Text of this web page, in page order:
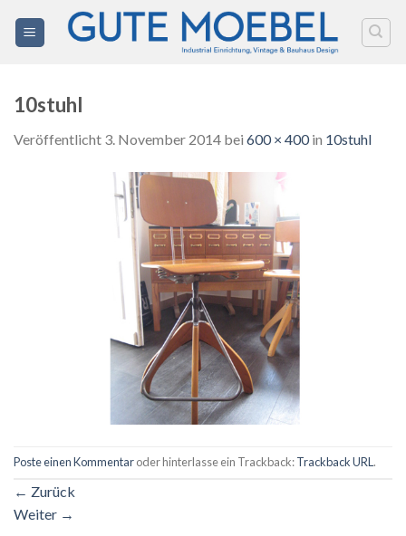
Inhalt
10stuhl
Veröffentlicht 3. November 2014 bei 600 × 400in 10stuhl
Poste einen Kommentaroder hinterlasse ein Trackback:Trackback URL.
← Zurück
Weiter →